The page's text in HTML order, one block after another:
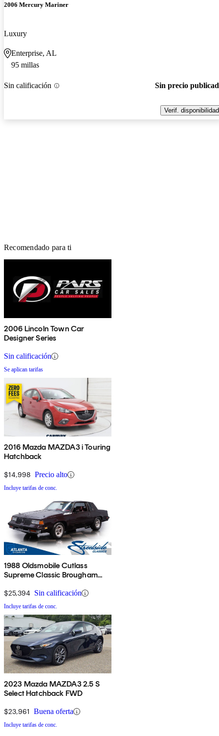
2006 Mercury Mariner
Luxury
Enterprise, AL
95 millas
Sin calificación Sin precio
Verif. disponibilidad
Recomendado para ti
2006 Lincoln Town Car
Designer Series
Sin calificación
Se aplican tarifas
2016 Mazda MAZDA3 i Touring
Hatchback
$14,998 Precio alto
Incluye tarifas de conc.
1988 Oldsmobile Cutlass
Supreme Classic Brougham
$25,394 Sin calificación
Incluye tarifas de conc.
2023 Mazda MAZDA3 2.5 S
Select Hatchback FWD
$23,961 Buena oferta
Incluye tarifas de conc.